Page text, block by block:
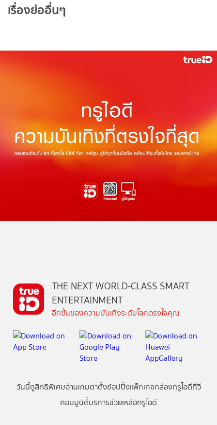
เรื่องย่ออื่นๆ
THE NEXT WORLD-CLASS SMART
ENTERTAINMENT
อีกขั้นของความบันเทิงระดับโลกตรงใจคุณ
วันนี้ดูสิทธิพิเศษอ่านเกมตาตั้งช้อปปิ้งแพ็กเกจกล่องทรูไอดีทีวี
คอมมูนิตี้บริการช่วยเหลือทรูไอดี